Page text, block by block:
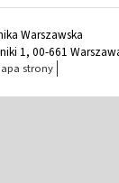
Warszawska
1, 00-661
strony